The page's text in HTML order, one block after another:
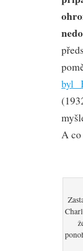
byl
A